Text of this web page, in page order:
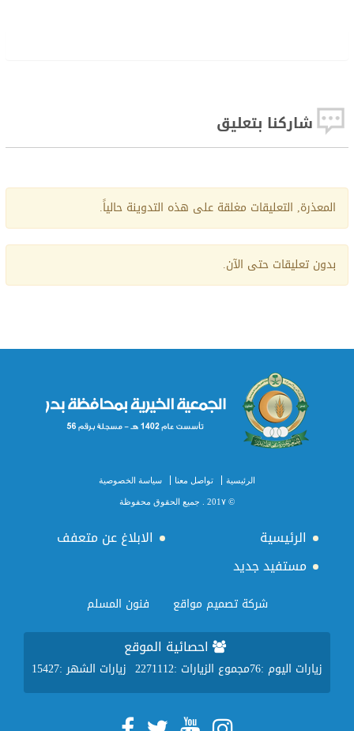
شاركنا بتعليق
المعذرة, التعليقات مغلقة على هذه التدوينة حالياً.
بدون تعليقات حتى الآن.
الرئيسية تواصل معنا سياسة الخصوصية
© 201٧ . جميع الحقوق محفوظة
الرئيسية
الابلاغ عن متعفف
مستفيد جديد
شركة تصميم مواقع فنون المسلم
احصائية الموقع
زيارات اليوم :76 زيارات الشهر :15427 مجموع الزيارات :2271112